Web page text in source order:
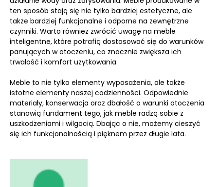
ten sposób stają się nie tylko bardziej estetyczne, ale
także bardziej funkcjonalne i odporne na zewnętrzne
czynniki. Warto również zwrócić uwagę na meble
inteligentne, które potrafią dostosować się do warunków
panujących w otoczeniu, co znacznie zwiększa ich
trwałość i komfort użytkowania.
Meble to nie tylko elementy wyposażenia, ale także
istotne elementy naszej codzienności. Odpowiednie
materiały, konserwacja oraz dbałość o warunki otoczenia
stanowią fundament tego, jak meble radzą sobie z
uszkodzeniami i wilgocią. Dbając o nie, możemy cieszyć
się ich funkcjonalnością i pięknem przez długie lata.